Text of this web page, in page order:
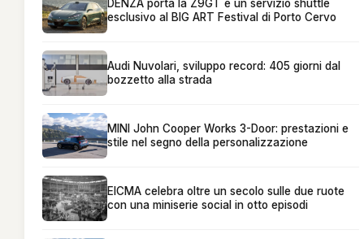
DENZA porta la Z9GT e un servizio shuttle
esclusivo al BIG ART Festival di Porto Cervo
Audi Nuvolari, sviluppo record: 405 giorni dal
bozzetto alla strada
MINI John Cooper Works 3-Door: prestazioni e
stile nel segno della personalizzazione
EICMA celebra oltre un secolo sulle due ruote
con una miniserie social in otto episodi